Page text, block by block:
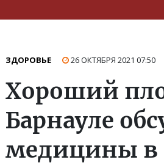
ЗДОРОВЬЕ 26 ОКТЯБРЯ 2021 07:50
Хороший
Барнауле
медицины в